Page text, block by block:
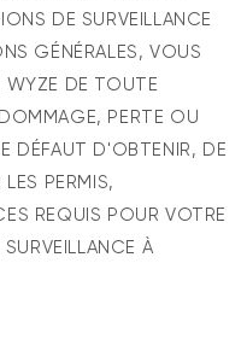
DE SURVEILLANCE
GÉNÉRALES, VOUS
WYZE DE TOUTE
PERTE OU
DÉFAUT D'OBTENIR, DE
PERMIS,
REQUIS POUR VOTRE
À